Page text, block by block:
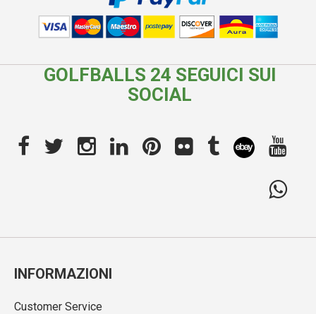
GOLFBALLS 24 SEGUICI SUI
SOCIAL
INFORMAZIONI
Customer Service